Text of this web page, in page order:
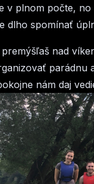
v plnom počte,
dlho spomínať
nad
parádnu
nám daj